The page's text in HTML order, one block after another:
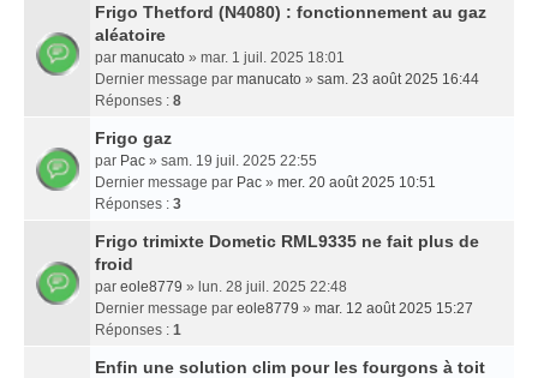
Frigo Thetford (N4080) : fonctionnement au gaz
aléatoire
par manucato » mar. 1 juil. 2025 18:01
Dernier message par manucato » sam. 23 août 2025 16:44
Réponses : 8
Frigo gaz
par Pac » sam. 19 juil. 2025 22:55
Dernier message par Pac » mer. 20 août 2025 10:51
Réponses : 3
Frigo trimixte Dometic RML9335 ne fait plus de
froid
par eole8779 » lun. 28 juil. 2025 22:48
Dernier message par eole8779 » mar. 12 août 2025 15:27
Réponses : 1
Enfin une solution clim pour les fourgons à toit